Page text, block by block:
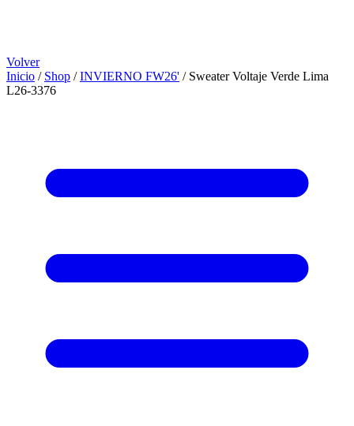
Volver
Inicio / Shop / INVIERNO FW26' / Sweater Voltaje Verde Lima
L26-3376